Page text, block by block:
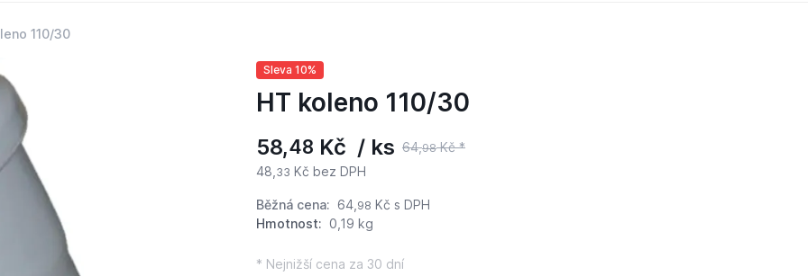
110/30
Sleva 10%
HT koleno 110/30
58,48 Kč / ks 64,98Kč *
48, 33 Kč bez DPH
Běžná cena: 64, 98 Kč s DPH
Hmotnost: 0,19 kg
* Nejnižší cena za 30 dní